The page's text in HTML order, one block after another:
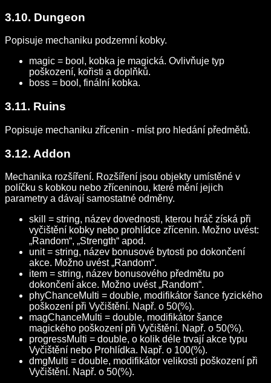
3.10. Dungeon
Popisuje mechaniku podzemní kobky.
magic = bool, kobka je magická. Ovlivňuje typ
poškození, kořisti a doplňků.
boss = bool, finální kobka.
3.11. Ruins
Popisuje mechaniku zřícenin - míst pro hledání předmětů.
3.12. Addon
Mechanika rozšíření. Rozšíření jsou objekty umístěné v
políčku s kobkou nebo zříceninou, které mění jejich
parametry a dávají samostatné odměny.
skill = string, název dovednosti, kterou hráč získá při
vyčištění kobky nebo prohlídce zřícenin. Možno uvést:
„Random“, „Strength“ apod.
unit = string, název bonusové bytosti po dokončení
akce. Možno uvést „Random“.
item = string, název bonusového předmětu po
dokončení akce. Možno uvést „Random“.
phyChanceMulti = double, modifikátor šance fyzického
poškození při Vyčištění. Např. o 50(%).
magChanceMulti = double, modifikátor šance
magického poškození při Vyčištění. Např. o 50(%).
progressMulti = double, o kolik déle trvají akce typu
Vyčištění nebo Prohlídka. Např. o 100(%).
dmgMulti = double, modifikátor velikosti poškození při
Vyčištění. Např. o 50(%).